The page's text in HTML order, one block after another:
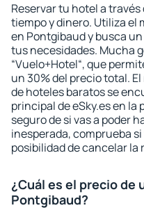
Reservar tu hotel a
tiempo y dinero. Utiliza el
en Pontgibaud y busca
tus necesidades. Mucha
“Vuelo+Hotel“, que
un 30% del precio total.
de hoteles baratos se
principal de eSky.es en la
seguro de si vas a poder
inesperada, comprueba
posibilidad de cancelar la
¿Cuál es el precio de
Pontgibaud?